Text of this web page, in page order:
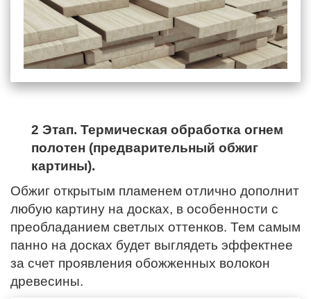
2 Этап. Термическая обработка огнем
полотен (предварительный обжиг
картины).
Обжиг открытым пламенем отлично дополнит
любую картину на досках, в особенности с
преобладанием светлых оттенков. Тем самым
панно на досках будет выглядеть эффектнее
за счет проявления обожженных волокон
древесины.